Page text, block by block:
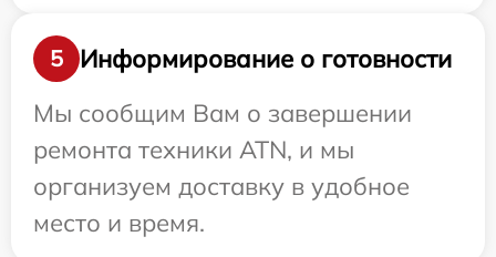
5
Информирование о готовности
Мы сообщим Вам о завершении
ремонта техники ATN, и мы
организуем доставку в удобное
место и время.